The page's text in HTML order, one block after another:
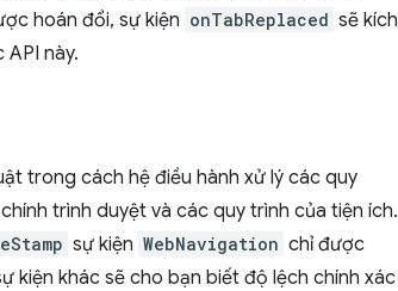
hoán đổi, sự kiện onTabReplaced sẽ kích
này.
trong cách hệ điều hành xử lý các quy
trình duyệt và các quy trình của tiện ích.
sự kiện WebNavigation chỉ được
kiện khác sẽ cho bạn biết độ lệch chính xác